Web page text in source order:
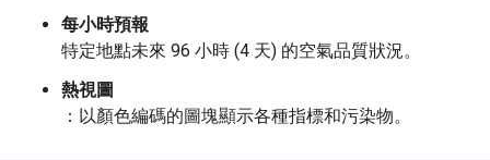
每小時預報
特定地點未來 96 小時 (4 天) 的空氣品質狀況。
熱視圖
：以顏色編碼的圖塊顯示各種指標和污染物。